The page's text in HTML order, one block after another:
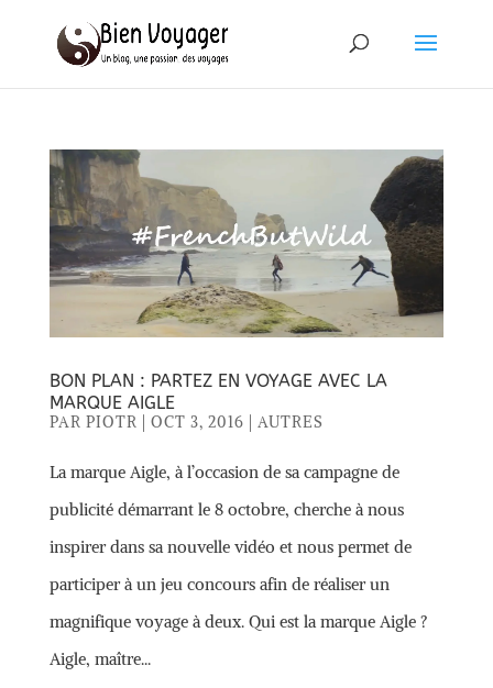
BON PLAN : PARTEZ EN VOYAGE AVEC LA
MARQUE AIGLE
PAR PIOTR OCT 3, 2016 AUTRES
La marque Aigle, à l’occasion de sa campagne de
publicité démarrant le 8 octobre, cherche à nous
inspirer dans sa nouvelle vidéo et nous permet de
participer à un jeu concours afin de réaliser un
magnifique voyage à deux. Qui est la marque Aigle ?
Aigle, maître...